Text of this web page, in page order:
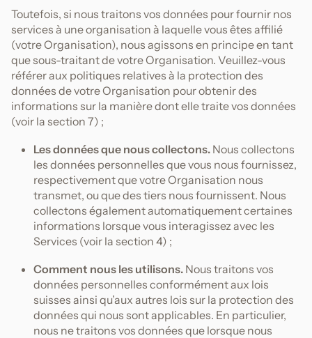
Toutefois, si nous traitons vos données pour fournir nos
services à une organisation à laquelle vous êtes affilié
(votre Organisation), nous agissons en principe en tant
que sous-traitant de votre Organisation. Veuillez-vous
référer aux politiques relatives à la protection des
données de votre Organisation pour obtenir des
informations sur la manière dont elle traite vos données
(voir la section 7) ;
Les données que nous collectons. Nous collectons
les données personnelles que vous nous fournissez,
respectivement que votre Organisation nous
transmet, ou que des tiers nous fournissent. Nous
collectons également automatiquement certaines
informations lorsque vous interagissez avec les
Services (voir la section 4) ;
Comment nous les utilisons. Nous traitons vos
données personnelles conformément aux lois
suisses ainsi qu’aux autres lois sur la protection des
données qui nous sont applicables. En particulier,
nous ne traitons vos données que lorsque nous